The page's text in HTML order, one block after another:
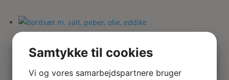
eddike
203.00kr.
Samtykke til cookies
Vi og vores samarbejdspartnere bruger